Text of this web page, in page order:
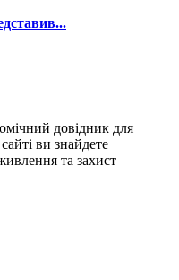
довідник для
ви знайдете
та захист